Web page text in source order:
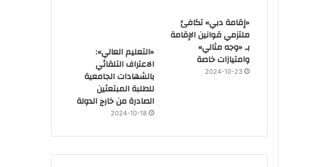
«إقامة دبي» تكافئ
ملتزمي قوانين الإقامة
بـ «وجه مثالي»
وامتيازات خاصة
2024-10-23
«التعليم العالي»:
الاعتراف التلقائي
بالشهادات الجامعية
للطلبة المبتعثين
الصادرة من خارج الدولة
2024-10-18